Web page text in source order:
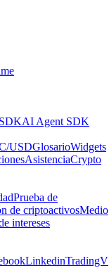
AI Agent SDK
USDGlosarioWidgets
AsistenciaCrypto
Prueba de
de criptoactivosMedio
intereses
LinkedinTradingV